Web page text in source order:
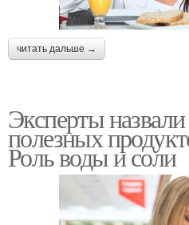
читать дальше →
Эксперты
полезных
Роль воды и соли